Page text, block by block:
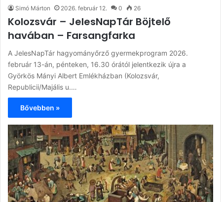
Simó Márton 2026. február 12. 0 26
Kolozsvár – JelesNapTár Böjtelő
havában – Farsangfarka
A JelesNapTár hagyományőrző gyermekprogram 2026.
február 13-án, pénteken, 16.30 órától jelentkezik újra a
Györkös Mányi Albert Emlékházban (Kolozsvár,
Republicii/Majális u.…
Bővebben »